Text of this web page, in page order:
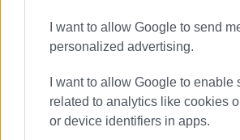
I want to allow Google to send
personalized advertising.
I want to allow Google to enable
related to analytics like cookies
or device identifiers in apps.
παρθένο
ΣΧΕΤΙΚA AΡΘΡΑ
Εκπαιδευτική